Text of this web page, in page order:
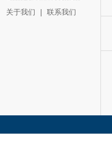
关于我们 联系我们